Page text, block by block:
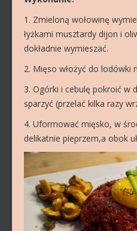
1. Zmieloną wołowinę
łyżkami musztardy dijon i
dokładnie wymieszać.
2. Mięso włożyć do lodówki
3. Ogórki i cebulę pokroić w
sparzyć (przelać kilka razy
4. Uformować mięsko, w
delikatnie pieprzem,a obok